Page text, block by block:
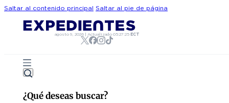
Saltar al contenido principal Saltar al pie de página
agosto 9, 2026 |Actualizado05:27:25 ECT
¿Qué deseas buscar?